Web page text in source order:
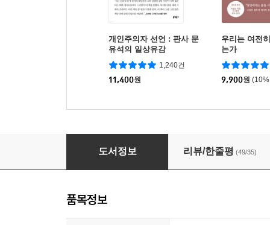
개인주의자 선언 : 판사 문
유석의 일상유감
1,240건
11,400원
우리는 여전
는가
9,900원
울다가 웃었다
도서정보 리뷰/한줄평 (49/35)
품목정보